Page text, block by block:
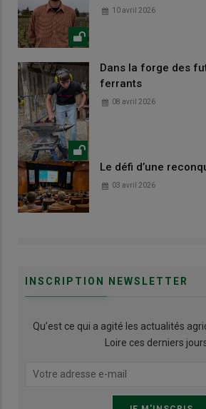
10 avril 2026
Dans la forge des
ferrants
08 avril 2026
Le défi d’une
03 avril 2026
INSCRIPTION NEWSLETTER
Qu’est ce qui a agité les actualités
Loire ces derniers